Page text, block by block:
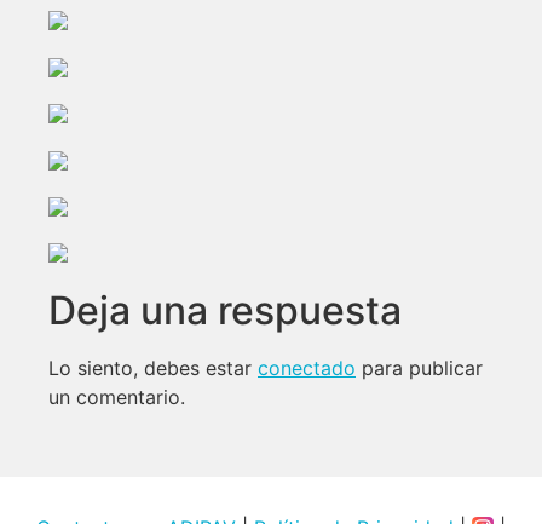
Deja una respuesta
Lo siento, debes estar conectado para publicar
un comentario.